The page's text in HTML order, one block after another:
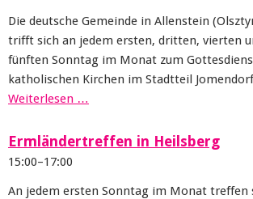
Die deutsche Gemeinde in Allenstein
trifft sich an jedem ersten, dritten, vierten
fünften Sonntag im Monat zum
katholischen Kirchen im Stadtteil
Weiterlesen …
Ermländertreffen in Heilsberg
15:00–17:00
An jedem ersten Sonntag im Monat treffen